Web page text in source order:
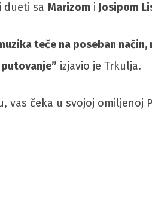
dueti sa Marizom i Josipom
teče na poseban
izjavio je Trkulja.
vas čeka u svojoj omiljenoj